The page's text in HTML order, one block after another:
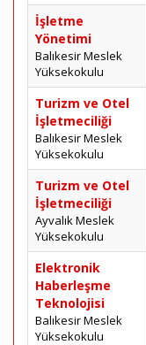
İşletme
Yönetimi
Balıkesir Meslek
Yüksekokulu
Turizm ve Otel
İşletmeciliği
Balıkesir Meslek
Yüksekokulu
Turizm ve Otel
İşletmeciliği
Ayvalık Meslek
Yüksekokulu
Elektronik
Haberleşme
Teknolojisi
Balıkesir Meslek
Yüksekokulu